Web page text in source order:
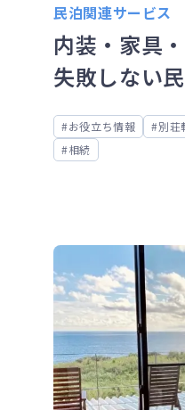
民泊関連サービス
内装・家具
失敗しない
マップ
お役立ち情報 別荘
相続